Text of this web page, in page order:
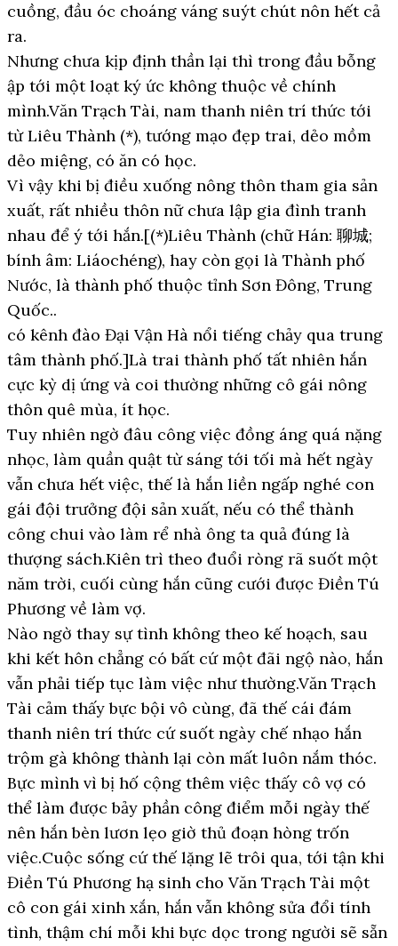
cuồng, đầu óc choáng váng suýt chút nôn hết cả
ra.
Nhưng chưa kịp định thần lại thì trong đầu bỗng
ập tới một loạt ký ức không thuộc về chính
mình.Văn Trạch Tài, nam thanh niên trí thức tới
từ Liêu Thành (*), tướng mạo đẹp trai, dẻo mồm
dẻo miệng, có ăn có học.
Vì vậy khi bị điều xuống nông thôn tham gia sản
xuất, rất nhiều thôn nữ chưa lập gia đình tranh
nhau để ý tới hắn.[(*)Liêu Thành (chữ Hán: 聊城;
bính âm: Liáochéng), hay còn gọi là Thành phố
Nước, là thành phố thuộc tỉnh Sơn Đông, Trung
Quốc..
có kênh đào Đại Vận Hà nổi tiếng chảy qua trung
tâm thành phố.]Là trai thành phố tất nhiên hắn
cực kỳ dị ứng và coi thường những cô gái nông
thôn quê mùa, ít học.
Tuy nhiên ngờ đâu công việc đồng áng quá nặng
nhọc, làm quần quật từ sáng tới tối mà hết ngày
vẫn chưa hết việc, thế là hắn liền ngấp nghé con
gái đội trưởng đội sản xuất, nếu có thể thành
công chui vào làm rể nhà ông ta quả đúng là
thượng sách.Kiên trì theo đuổi ròng rã suốt một
năm trời, cuối cùng hắn cũng cưới được Điền Tú
Phương về làm vợ.
Nào ngờ thay sự tình không theo kế hoạch, sau
khi kết hôn chẳng có bất cứ một đãi ngộ nào, hắn
vẫn phải tiếp tục làm việc như thường.Văn Trạch
Tài cảm thấy bực bội vô cùng, đã thế cái đám
thanh niên trí thức cứ suốt ngày chế nhạo hắn
trộm gà không thành lại còn mất luôn nắm thóc.
Bực mình vì bị hố cộng thêm việc thấy cô vợ có
thể làm được bảy phần công điểm mỗi ngày thế
nên hắn bèn lươn lẹo giờ thủ đoạn hòng trốn
việc.Cuộc sống cứ thế lặng lẽ trôi qua, tới tận khi
Điền Tú Phương hạ sinh cho Văn Trạch Tài một
cô con gái xinh xắn, hắn vẫn không sửa đổi tính
tình, thậm chí mỗi khi bực dọc trong người sẽ sẵn